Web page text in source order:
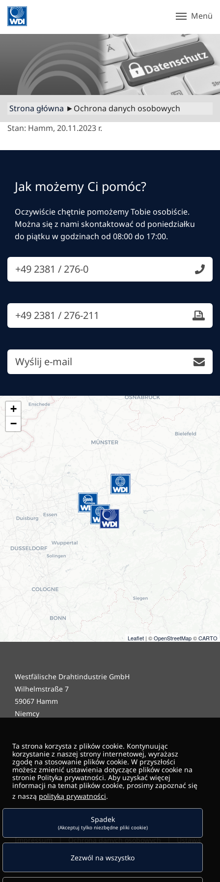
Menü
Strona główna ►Ochrona danych osobowych
Stan: Hamm, 20.11.2023 r.
Jak możemy Ci pomóc?
Oczywiście chętnie pomożemy Tobie osobiście.
Można się z nami skontaktować od poniedziałku
do piątku w godzinach od 08:00 do 17:00.
+49 2381 / 276-0
+49 2381 / 276-211
Wyślij e-mail
+
−
Leaflet | ©OpenStreetMap©CARTO
Westfälische Drahtindustrie GmbH
Wilhelmstraße 7
59067 Hamm
Niemcy
Telefon +49 2381/276-0
faks +49 2381/276-211
E-mail: draht.hamm@wdi.de
Ogólne warunki handlowe| Warunki kupna
Impressum|Ochrona danych osobowych|Ustawa
Ta strona korzysta z plików cookie. Kontynuując
korzystanie z naszej strony internetowej, wyrażasz
zgodę na stosowanie plików cookie. W przyszłości
możesz zmienić ustawienia dotyczące plików cookie na
stronie Polityka prywatności. Aby uzyskać więcej
informacji na temat plików cookie, prosimy zapoznać się
z naszą polityką prywatności.
Spadek
(Akceptuj tylko niezbędne pliki cookie)
Zezwól na wszystko